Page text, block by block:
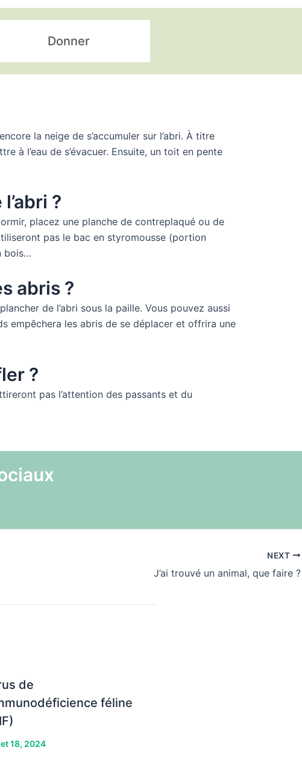
Donner
la neige de s’accumuler sur l’abri. À titre
à l’eau de s’évacuer. Ensuite, un toit en pente
?
placez une planche de contreplaqué ou de
pas le bac en styromousse (portion
bois…
abris ?
de l’abri sous la paille. Vous pouvez aussi
empêchera les abris de se déplacer et offrira une
?
pas l’attention des passants et du
NEXT
J’ai trouvé un animal, que faire ?
de
féline
18, 2024